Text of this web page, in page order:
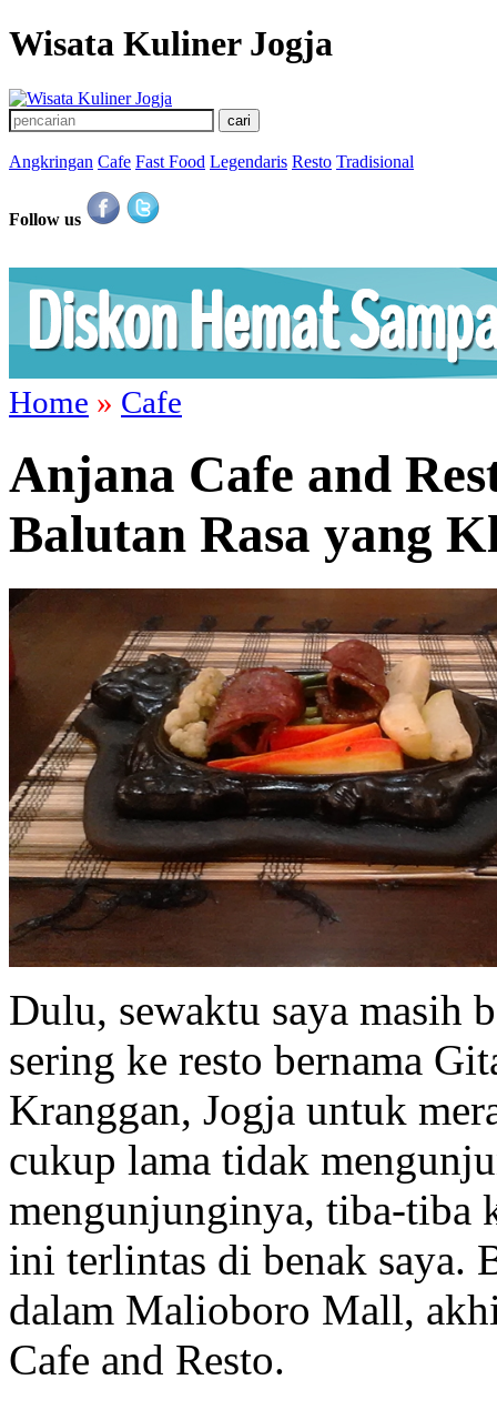
Wisata Kuliner Jogja
Angkringan Cafe Fast Food Legendaris Resto Tradisional
Follow us
Home » Cafe
Anjana Cafe and
Balutan Rasa yang
Dulu, sewaktu saya masih
sering ke resto bernama
Kranggan, Jogja untuk
cukup lama tidak
mengunjunginya, tiba-tiba
ini terlintas di benak saya.
dalam Malioboro Mall,
Cafe and Resto.